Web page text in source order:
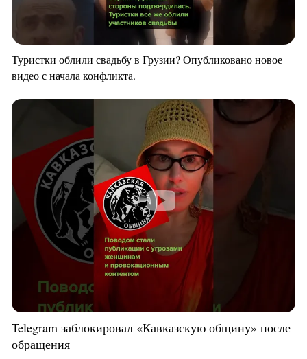
Туристки облили свадьбу в Грузии? Опубликовано новое
видео с начала конфликта.
Telegram заблокировал «Кавказскую общину» после
обращения